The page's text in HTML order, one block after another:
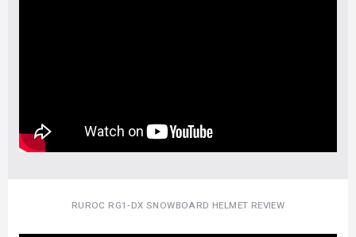
RUROC RG1-DX SNOWBOARD HELMET REVIEW